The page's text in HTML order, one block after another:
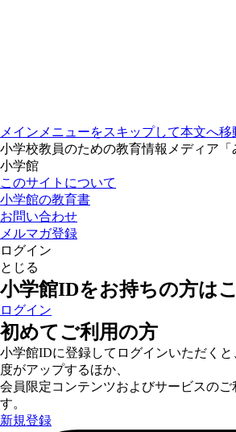
メインメニューをスキップして本文へ移
小学校教員のための教育情報メディア
小学館
このサイトについて
小学館の教育書
お問い合わせ
メルマガ登録
ログイン
とじる
小学館IDをお持ちの方は
ログイン
初めてご利用の方
小学館IDに登録してログインいただく
度がアップするほか、
会員限定コンテンツおよびサービスのご
す。
新規登録